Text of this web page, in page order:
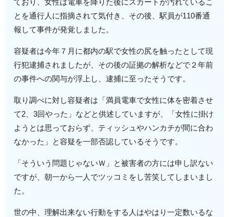
とを通行人に指摘されて気付き、その後、駅員が110番通
報して事件が発覚しました。
容疑者は今年７月に都内の駅で女性の尻を触ったとして現
行犯逮捕されましたが、その後の証拠の解析などで２年前
の事件への関与が浮上し、逮捕に至ったそうです。
取り調べに対し容疑者は「満員電車で女性に体を密着させ
て2、3回やった」などと供述していますが、「女性に掛け
ようとは思っておらず、ティッシュやハンカチが間に合わ
なかった」と容疑を一部否認しているそうです。
「そういう問題じゃないＷ」と被害者の方には申し訳ない
ですが、朝一から一人でツッコミをし苦笑してしまいまし
た。
世の中、理解出来ない行動をする人はやはり一定数いるな